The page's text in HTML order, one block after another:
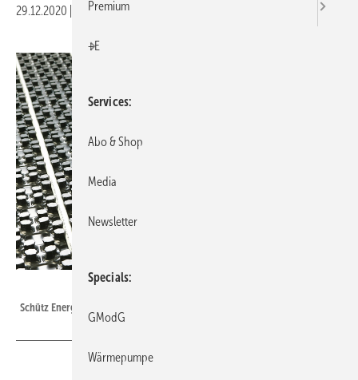
29.12.2020 Veröffentlicht in
Schütz Energy Systems: Nockenplatte 11-2.
Premium
+E
Services
Abo & Shop
Media
Newsletter
Specials
GModG
Wärmepumpe